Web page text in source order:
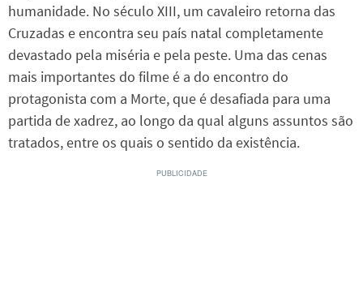
humanidade. No século XIII, um cavaleiro retorna das
Cruzadas e encontra seu país natal completamente
devastado pela miséria e pela peste. Uma das cenas
mais importantes do filme é a do encontro do
protagonista com a Morte, que é desafiada para uma
partida de xadrez, ao longo da qual alguns assuntos são
tratados, entre os quais o sentido da existência.